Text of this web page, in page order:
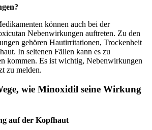
können auch bei der
Nebenwirkungen auftreten. Zu den
gehören Hautirritationen, Trockenheit
In seltenen Fällen kann es zu
kommen. Es ist wichtig, Nebenwirkungen
zu melden.
wie Minoxidil seine Wirkung
auf der Kopfhaut